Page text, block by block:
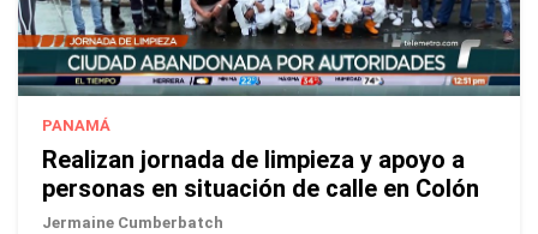
PANAMÁ
Realizan jornada de limpieza y apoyo a
personas en situación de calle en Colón
Jermaine Cumberbatch